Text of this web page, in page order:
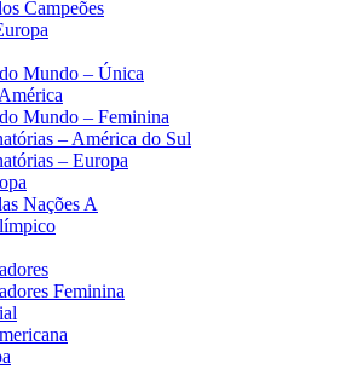
Campeões
Mundo – Única
Mundo – Feminina
– América do Sul
– Europa
Nações A
Feminina